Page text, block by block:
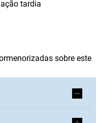
tardia
sobre este